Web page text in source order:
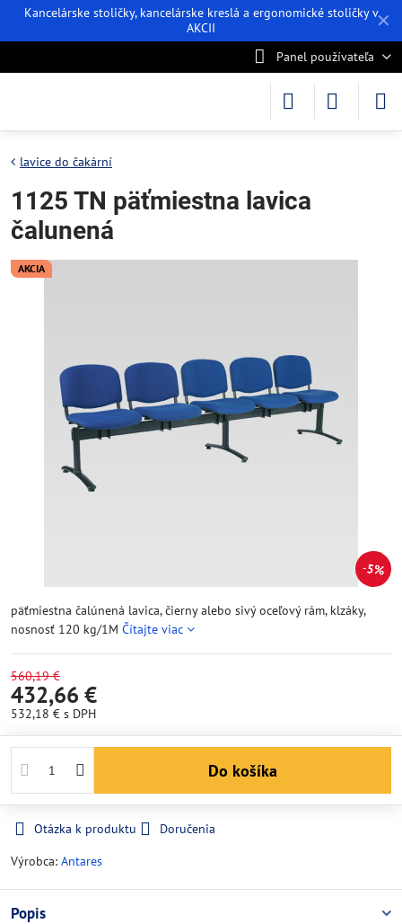
✕
Kancelárske stoličky, kancelárske kreslá a ergonomické stoličky v
AKCII
Panel používateľa
AKCIA
5%
lavice do čakární
1125 TN päťmiestna lavica
čalunená
päťmiestna čalúnená lavica, čierny alebo sivý oceľový rám, klzáky,
nosnosť 120 kg/1M Čítajte viac
560,19 €
432,66 €
532,18 € s DPH
Do košíka
Otázka k produktu
Doručenia
Výrobca: Antares
Popis